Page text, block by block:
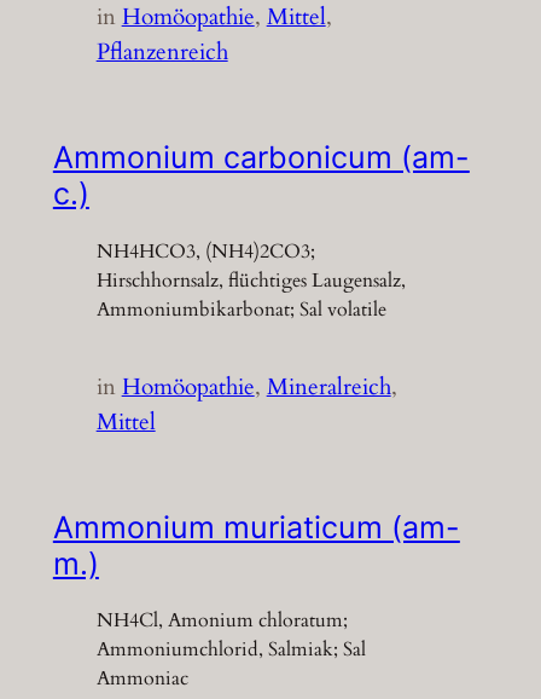
inHomöopathie, Mittel
Pflanzenreich
Ammonium carbonicum (am-
c.)
NH4HCO3, (NH4)2CO3;
Hirschhornsalz, flüchtiges Laugensalz,
Ammoniumbikarbonat; Sal volatile
inHomöopathie, Mineralreich
Mittel
Ammonium muriaticum (am-
m.)
NH4Cl, Amonium chloratum;
Ammoniumchlorid, Salmiak; Sal
Ammoniac